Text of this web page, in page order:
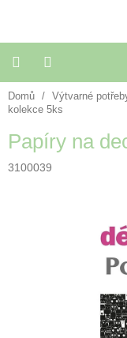
Balení
dárků
Dekorace
a
doplňky
Domů / Výtvarné
kolekce 5ks
Papíry na
3100039